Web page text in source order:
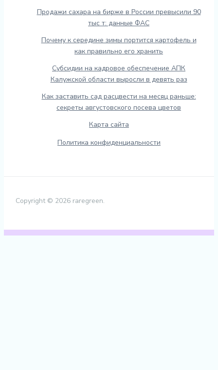
Продажи сахара на бирже в России превысили 90
тыс т: данные ФАС
Почему к середине зимы портится картофель и
как правильно его хранить
Субсидии на кадровое обеспечение АПК
Калужской области выросли в девять раз
Как заставить сад расцвести на месяц раньше:
секреты августовского посева цветов
Карта сайта
Политика конфиденциальности
Copyright © 2026 raregreen.